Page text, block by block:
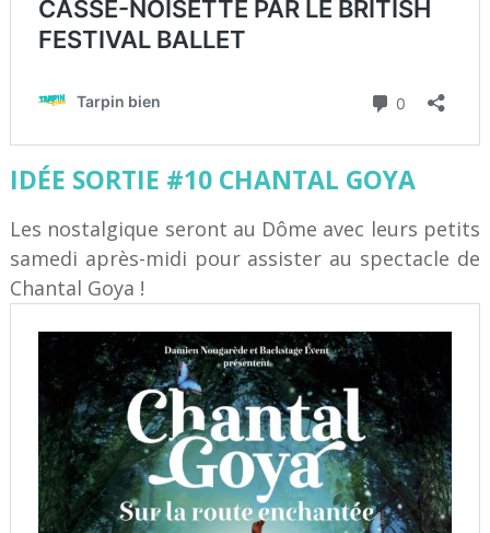
IDÉE SORTIE #10 CHANTAL GOYA
Les nostalgique seront au Dôme avec leurs petits
samedi après-midi pour assister au spectacle de
Chantal Goya !